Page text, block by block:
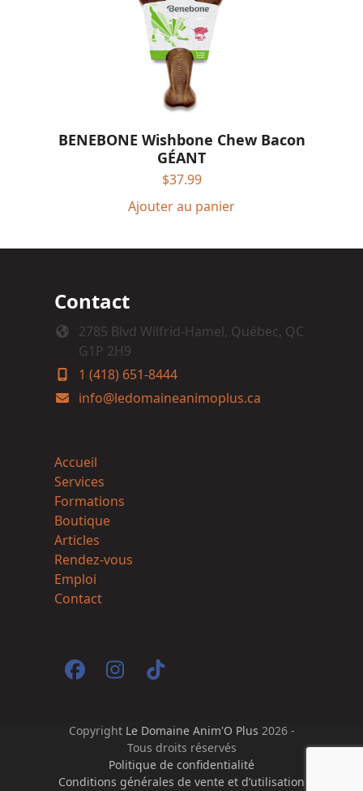
BENEBONE Wishbone Chew Bacon
GÉANT
$37.99
Ajouter au panier
Contact
2785 Blvd Wilfrid-Hamel, Québec, QC
G1P 2H9
1 (418) 651-8444
info@ledomaineanimoplus.ca
Accueil
Services
Formations
Boutique
Articles
Rendez-vous
Emploi
Contact
Facebook
Instagram
Tiktok
Copyright Le Domaine Anim'O Plus 2026 -
Tous droits réservés
Politique de confidentialité
Conditions générales de vente et d’utilisation